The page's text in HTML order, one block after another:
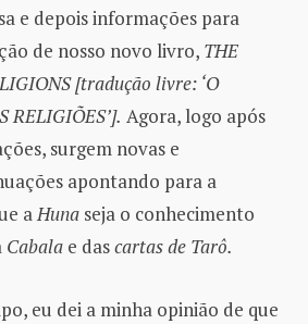
e depois informações para
de nosso novo livro, THE
[tradução livre: ‘O
RELIGIÕES’]. Agora, logo após
surgem novas e
apontando para a
aHuna seja o conhecimento
Cabala e dascartas de Tarô.
eu dei a minha opinião de que